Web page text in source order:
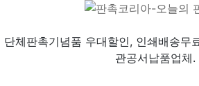
단체판촉기념품 우대할인, 인쇄배송무
관공서납품업체.